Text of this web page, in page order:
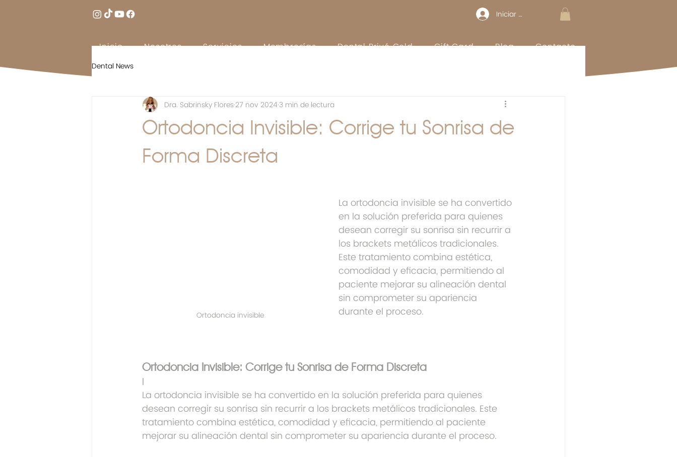
Iniciar sesión
Inicio Nosotros Servicios Membresías Dental Privé Gold Gift Card Blog Contacto
Dental News
Ortodoncia Invisible: Corrige tu Sonrisa de
Forma Discreta
Dra. Sabrinsky Flores27 nov 2024 3 min de lectura
Ortodoncia invisible
La ortodoncia invisible se ha convertido
en la solución preferida para quienes
desean corregir su sonrisa sin recurrir a
los brackets metálicos tradicionales.
Este tratamiento combina estética,
comodidad y eficacia, permitiendo al
paciente mejorar su alineación dental
sin comprometer su apariencia
durante el proceso.
Ortodoncia Invisible: Corrige tu Sonrisa de Forma Discreta
I
La ortodoncia invisible se ha convertido en la solución preferida para quienes
desean corregir su sonrisa sin recurrir a los brackets metálicos tradicionales. Este
tratamiento combina estética, comodidad y eficacia, permitiendo al paciente
mejorar su alineación dental sin comprometer su apariencia durante el proceso.